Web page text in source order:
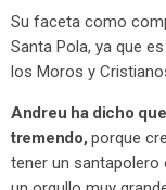
Su faceta como
Santa Pola, ya que
los Moros y
Andreu ha dicho
tremendo, porque
tener un santapolero